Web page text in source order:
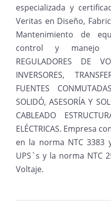
especializada y
Veritas en Diseño,
Mantenimiento de
control y manejo
REGULADORES DE
INVERSORES,
FUENTES
SOLIDÓ, ASESORÍA Y
CABLEADO
ELÉCTRICAS. Empresa
en la norma NTC 3383
UPS`s y la norma NTC
Voltaje.